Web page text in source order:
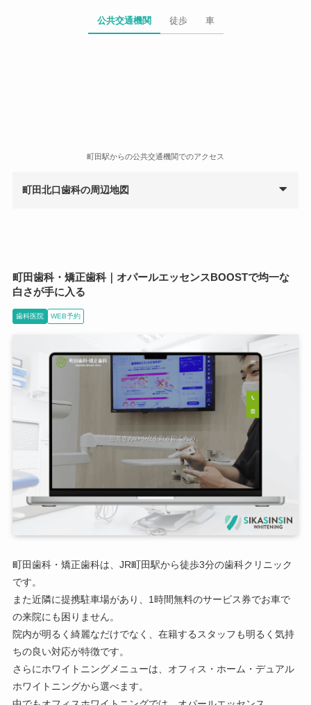
囲気も悪くないので、今度から定期的に通院しようと思
公共交通機関 徒歩 車
町田駅からの公共交通機関でのアクセス
町田北口歯科の周辺地図
町田歯科・矯正歯科｜オパールエッセンスBOOSTで均一な
白さが手に入る
歯科医院 WEB予約
町田歯科・矯正歯科は、JR町田駅から徒歩3分の歯科クリニック
です。
また近隣に提携駐車場があり、1時間無料のサービス券でお車で
の来院にも困りません。
院内が明るく綺麗なだけでなく、在籍するスタッフも明るく気持
ちの良い対応が特徴です。
さらにホワイトニングメニューは、オフィス・ホーム・デュアル
ホワイトニングから選べます。